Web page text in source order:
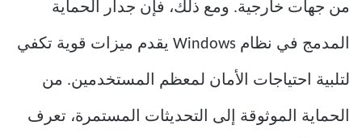
من جهات خارجية. ومع ذلك، فإن جدار الحماية
المدمج في نظام Windows يقدم ميزات قوية تكفي
لتلبية احتياجات الأمان لمعظم المستخدمين. من
الحماية الموثوقة إلى التحديثات المستمرة، تعرف